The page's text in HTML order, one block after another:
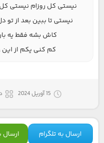
نیستی کل روزام نیستی
نیستی تا ببین بعد از
کاش بشه فقط یه
کم کنی یکم از این
15 آوریل 2024
ارسال به تلگرام ارسال